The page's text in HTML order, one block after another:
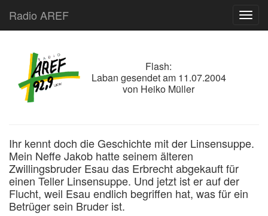
Radio AREF
Flash:
Laban gesendet am 11.07.2004
von Heiko Müller
Ihr kennt doch die Geschichte mit der Linsensuppe.
Mein Neffe Jakob hatte seinem älteren
Zwillingsbruder Esau das Erbrecht abgekauft für
einen Teller Linsensuppe. Und jetzt ist er auf der
Flucht, weil Esau endlich begriffen hat, was für ein
Betrüger sein Bruder ist.